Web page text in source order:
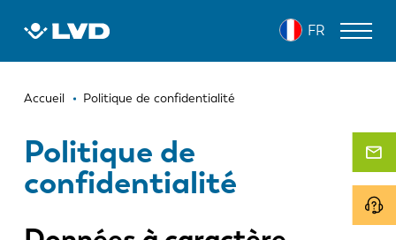
FR
Fil
Accueil Politique de confidentialité
Politique de
confidentialité
MACHINES DE DÉCOUPE LASER
PANNEAUTEUSES